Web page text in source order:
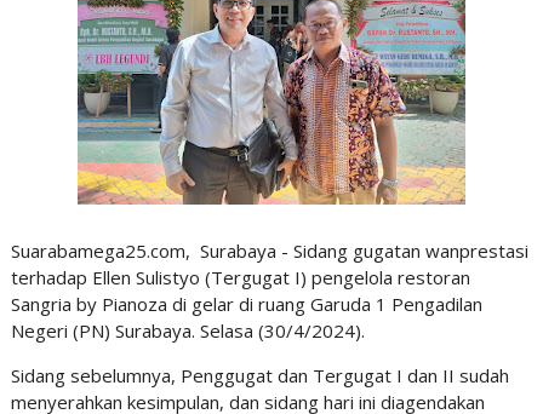
Suarabamega25.com, Surabaya - Sidang gugatan wanprestasi
terhadap Ellen Sulistyo (Tergugat I) pengelola restoran
Sangria by Pianoza di gelar di ruang Garuda 1 Pengadilan
Negeri (PN) Surabaya. Selasa (30/4/2024).
Sidang sebelumnya, Penggugat dan Tergugat I dan II sudah
menyerahkan kesimpulan, dan sidang hari ini diagendakan